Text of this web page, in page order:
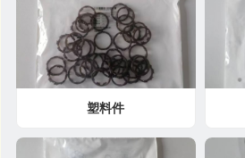
塑料件